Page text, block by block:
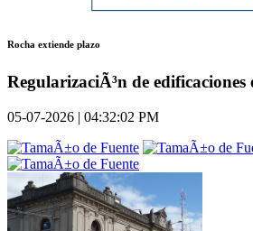
Rocha extiende plazo
RegularizaciÃ³n de edificaciones
05-07-2026 | 04:32:02 PM